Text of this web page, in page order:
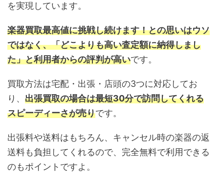
を実現しています。
楽器買取最高値に挑戦し続けます！との思いはウソ
ではなく、「どこよりも高い査定額に納得しまし
た」と利用者からの評判が高いです。
買取方法は宅配・出張・店頭の3つに対応してお
り、 出張買取の場合は最短30分で訪問してくれる
スピーディーさが売りです。
出張料や送料はもちろん、キャンセル時の楽器の返
送料も負担してくれるので、完全無料で利用できる
のもポイントですよ。